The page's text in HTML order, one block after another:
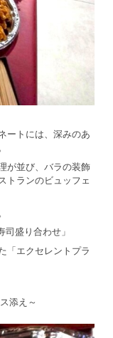
ートには、深みのあ
が並び、バラの装飾
トランのビュッフェ
盛り合わせ」
「エクセレントプラ
添え～